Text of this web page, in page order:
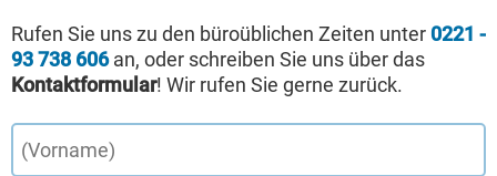
Rufen Sie uns zu den büroüblichen Zeiten unter 0221 -
93 738 606an, oder schreiben Sie uns über das
Kontaktformular! Wir rufen Sie gerne zurück.